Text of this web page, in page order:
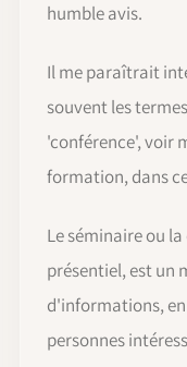
humble avis.
Il me paraîtrait
souvent les
'conférence', voir
formation, dans
Le séminaire ou
présentiel, est un
d'informations,
personnes